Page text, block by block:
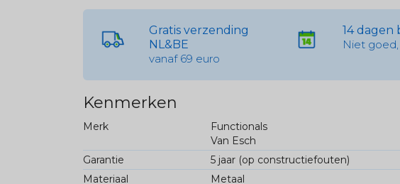
Gratis verzending
NL&BE
vanaf 69 euro
14 dagen
Niet
Kenmerken
Merk
Functionals
Van Esch
Garantie
5 jaar (op constructiefouten)
Materiaal
Metaal